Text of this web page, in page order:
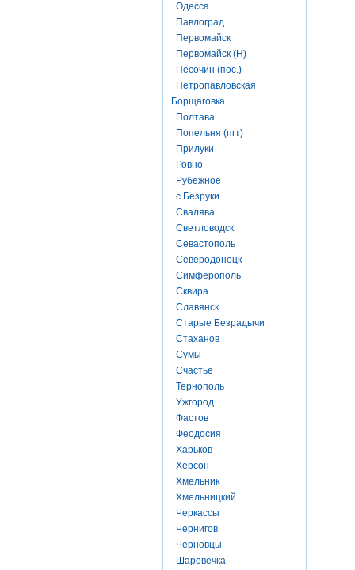
Одесса
Павлоград
Первомайск
Первомайск (Н)
Песочин (пос.)
Петропавловская
Борщаговка
Полтава
Попельня (пгт)
Прилуки
Ровно
Рубежное
с.Безруки
Свалява
Светловодск
Севастополь
Северодонецк
Симферополь
Сквира
Славянск
Старые Безрадычи
Стаханов
Сумы
Счастье
Тернополь
Ужгород
Фастов
Феодосия
Харьков
Херсон
Хмельник
Хмельницкий
Черкассы
Чернигов
Черновцы
Шаровечка